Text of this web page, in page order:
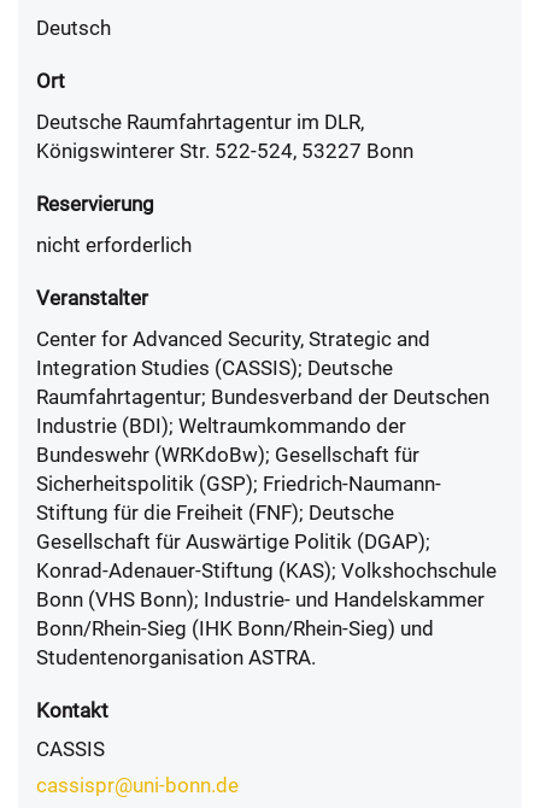
Deutsch
Ort
Deutsche Raumfahrtagentur im DLR,
Königswinterer Str. 522-524, 53227 Bonn
Reservierung
nicht erforderlich
Veranstalter
Center for Advanced Security, Strategic and
Integration Studies (CASSIS); Deutsche
Raumfahrtagentur; Bundesverband der Deutschen
Industrie (BDI); Weltraumkommando der
Bundeswehr (WRKdoBw); Gesellschaft für
Sicherheitspolitik (GSP); Friedrich-Naumann-
Stiftung für die Freiheit (FNF); Deutsche
Gesellschaft für Auswärtige Politik (DGAP);
Konrad-Adenauer-Stiftung (KAS); Volkshochschule
Bonn (VHS Bonn); Industrie- und Handelskammer
Bonn/Rhein-Sieg (IHK Bonn/Rhein-Sieg) und
Studentenorganisation ASTRA.
Kontakt
CASSIS
cassispr@uni-bonn.de